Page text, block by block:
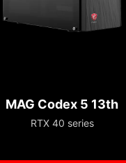
MAG Codex 5 13th
RTX 40 series